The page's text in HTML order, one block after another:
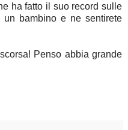
ha fatto il suo record sulle
un bambino e ne sentirete
Penso abbia grande